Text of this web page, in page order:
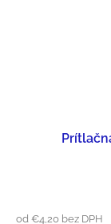
od €4,20 bez DPH